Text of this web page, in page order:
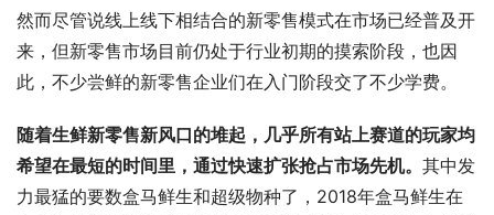
然而尽管说线上线下相结合的新零售模式在市场已经普及开
来，但新零售市场目前仍处于行业初期的摸索阶段，也因
此，不少尝鲜的新零售企业们在入门阶段交了不少学费。
随着生鲜新零售新风口的堆起，几乎所有站上赛道的玩家均
希望在最短的时间里，通过快速扩张抢占市场先机。 其中发
力最猛的要数盒马鲜生和超级物种了，2018年盒马鲜生在